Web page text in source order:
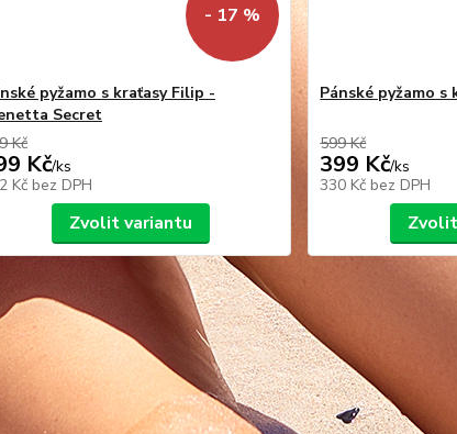
- 17 %
pyžamo s kraťasy Filip -
Secret
Kč
Kč/ks
Kč bez DPH
Zvolit variantu
Pánské pyžamo s
599 Kč
399 Kč/ks
330 Kč bez DPH